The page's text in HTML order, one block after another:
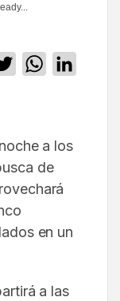
TwitterWhatsApp
a los
de
en un
a las